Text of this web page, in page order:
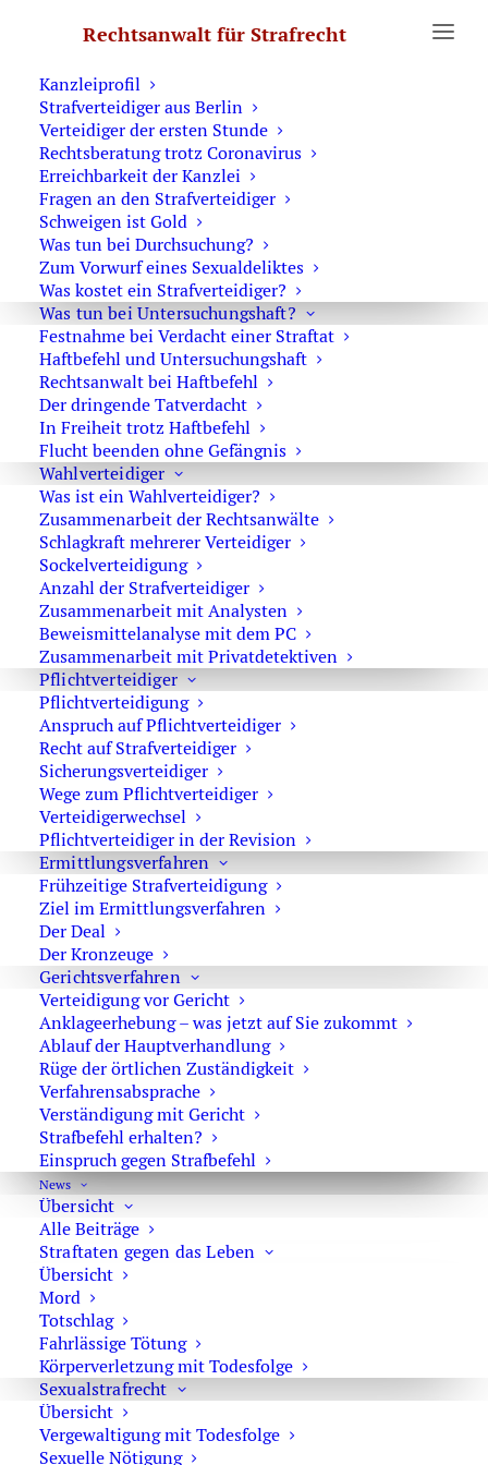
Rechtsanwalt für Strafrecht
Was Sie wissen sollten
Kanzleiprofil
Strafverteidiger aus Berlin
Verteidiger der ersten Stunde
Rechtsberatung trotz Coronavirus
Erreichbarkeit der Kanzlei
Fragen an den Strafverteidiger
Schweigen ist Gold
Was tun bei Durchsuchung?
Zum Vorwurf eines Sexualdeliktes
Was kostet ein Strafverteidiger?
Was tun bei Untersuchungshaft?
Festnahme bei Verdacht einer Straftat
Haftbefehl und Untersuchungshaft
Rechtsanwalt bei Haftbefehl
Der dringende Tatverdacht
In Freiheit trotz Haftbefehl
Flucht beenden ohne Gefängnis
Wahlverteidiger
Was ist ein Wahlverteidiger?
Zusammenarbeit der Rechtsanwälte
Schlagkraft mehrerer Verteidiger
Sockelverteidigung
Anzahl der Strafverteidiger
Zusammenarbeit mit Analysten
Beweismittelanalyse mit dem PC
Zusammenarbeit mit Privatdetektiven
Pflichtverteidiger
Pflichtverteidigung
Anspruch auf Pflichtverteidiger
Recht auf Strafverteidiger
Sicherungsverteidiger
Wege zum Pflichtverteidiger
Verteidigerwechsel
Pflichtverteidiger in der Revision
Ermittlungsverfahren
Frühzeitige Strafverteidigung
Ziel im Ermittlungsverfahren
Der Deal
Der Kronzeuge
Gerichtsverfahren
Verteidigung vor Gericht
Anklageerhebung – was jetzt auf Sie zukommt
Ablauf der Hauptverhandlung
Rüge der örtlichen Zuständigkeit
Verfahrensabsprache
Verständigung mit Gericht
Strafbefehl erhalten?
Einspruch gegen Strafbefehl
News
Übersicht
Alle Beiträge
Straftaten gegen das Leben
Übersicht
Mord
Totschlag
Fahrlässige Tötung
Körperverletzung mit Todesfolge
Sexualstrafrecht
Übersicht
Vergewaltigung mit Todesfolge
Sexuelle Nötigung
Home Archive by Category "Strafprozeßvollmacht"
Prozessvollmacht zur
Auftragserteilung an Rechtsanwalt
Marson
Strafprozessvollmacht für die
Prozessvertretung
Strafverteidiger-Notruf (z. B. bei
Festnahme oder
Hausdurchsuchungen):
0171 65 43 669
Sie erreichen die Anwaltskanzlei an den
Wochentagen über das Sekretariat.
Die Sekretärinnen sind zur Verschwiegenheit
verpflichtet. Erforderliche Erstinformationen
können Sie ihnen anvertrauen.
Rechtsanwalt Oliver Marson
Adresse: Kurfürstendamm 66, 10707 Berlin
Telefon:+49 30 720 22 970
Fax +49 30 720 22 771
E-Mail:marson@anwaltmarson.de
Hilfe im Notfall
Sie können sich im Notfall rund um die Uhr an uns
wenden. Bitte wählen Sie:0171 65 43 669
Typische Notfälle sind: Festnahme, Anordnung der
Untersuchungshaft oder Hausdurchsuchungen.